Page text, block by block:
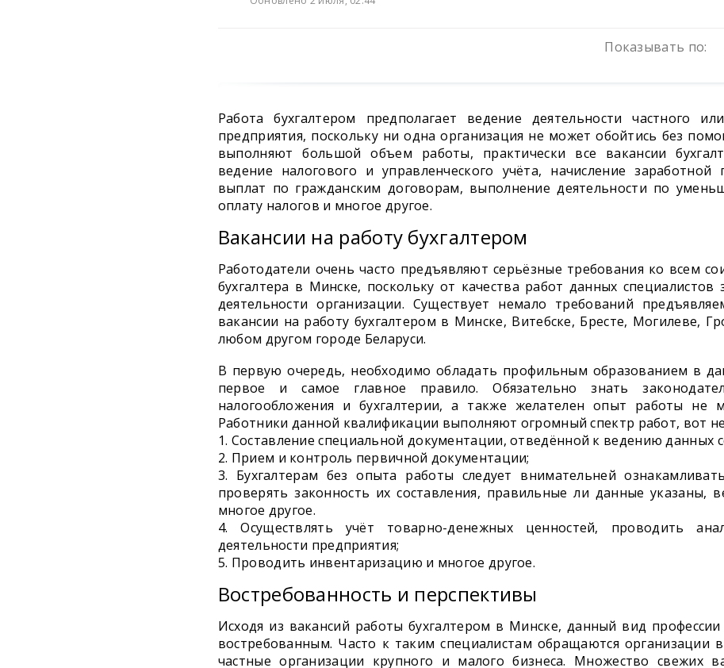
Показывать по:
Работа бухгалтером предполагает ведение деятельности частного
предприятия, поскольку ни одна организация не может обойтись без
выполняют большой объем работы, практически все вакансии
ведение налогового и управленческого учёта, начисление заработной
выплат по гражданским договорам, выполнение деятельности по
оплату налогов и многое другое.
Вакансии на работу бухгалтером
Работодатели очень часто предъявляют серьёзные требования ко всем
бухгалтера в Минске, поскольку от качества работ данных специалистов
деятельности организации. Существует немало требований
вакансии на работу бухгалтером в Минске, Витебске, Бресте, Могилеве,
любом другом городе Беларуси.
В первую очередь, необходимо обладать профильным образованием в
первое и самое главное правило. Обязательно знать
налогообложения и бухгалтерии, а также желателен опыт работы не
Работники данной квалификации выполняют огромный спектр работ, вот
Составление специальной документации, отведённой к ведению данных
Прием и контроль первичной документации;
Бухгалтерам без опыта работы следует внимательней
проверять законность их составления, правильные ли данные указаны,
многое другое.
Осуществлять учёт товарно-денежных ценностей, проводить
деятельности предприятия;
Проводить инвентаризацию и многое другое.
Востребованность и перспективы
Исходя из вакансий работы бухгалтером в Минске, данный вид профессии
востребованным. Часто к таким специалистам обращаются организации
частные организации крупного и малого бизнеса. Множество свежих